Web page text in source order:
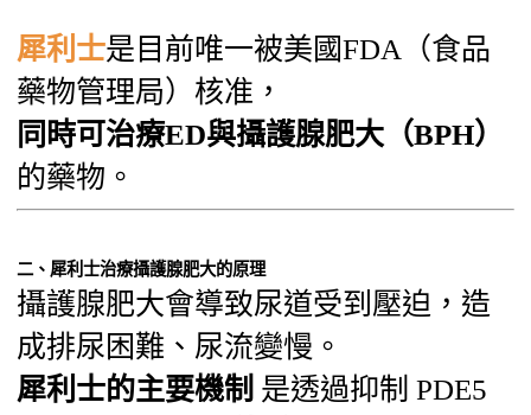
犀利士是目前唯一被美國FDA（食品
藥物管理局）核准，
同時可治療ED與攝護腺肥大（BPH）
的藥物。
二、犀利士治療攝護腺肥大的原理
攝護腺肥大會導致尿道受到壓迫，造
成排尿困難、尿流變慢。
犀利士的主要機制 是透過抑制 PDE5